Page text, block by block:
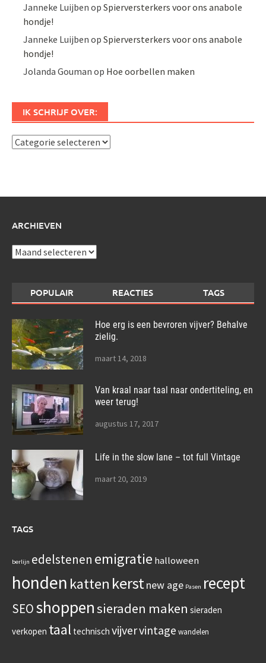
Janneke Luijben opSpierversterkers voor ons anabole
hondje!
Janneke Luijben opSpierversterkers voor ons anabole
hondje!
Jolanda Gouman op Hoe oorbellen maken
IK SCHRIJF OVER:
Ik
ARCHIEVEN
Archieven
POPULAIR REACTIES TAGS
Hoe erg is een bevroren vijver? Behalve
zielig.
maart 14, 2018
Van kraal naar taal naar ondertiteling, en
weer terug!
augustus 17, 2017
Life in the slow lane – tot full Vintage
maart 20, 2019
TAGS
berlijn edelstenen emigratie halloween
honden katten kerstnew age Pasen recept
SEOshoppensieraden maken sieraden
verkopen taal technisch vijvervintage wandelen